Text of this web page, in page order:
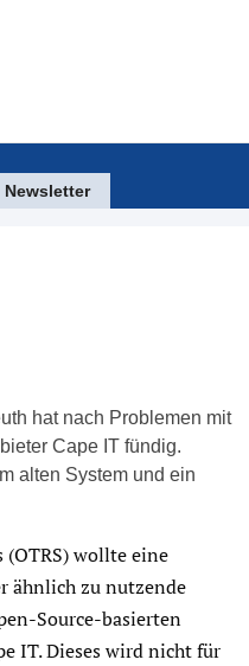
Newsletter
hat nach Problemen mit
Cape IT fündig.
alten System und ein
(OTRS) wollte eine
ähnlich zu nutzende
Source-basierten
IT. Dieses wird nicht für